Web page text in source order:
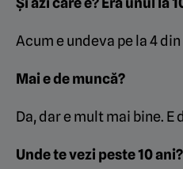
Acum e undeva pe la 4 din
Mai e de muncă?
Da, dar e mult mai bine.
Unde te vezi peste 10 ani?